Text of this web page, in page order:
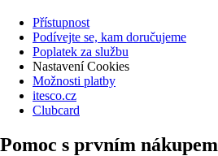
Přístupnost
Podívejte se, kam doručujeme
Poplatek za službu
Nastavení Cookies
Možnosti platby
itesco.cz
Clubcard
Pomoc s prvním nákupem